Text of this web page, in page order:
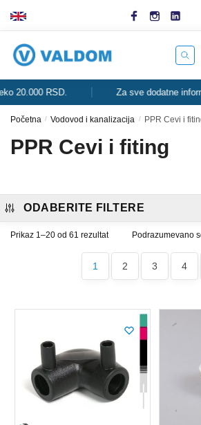
RSD. Za sve dodatne
Početna / Vodovod i kanalizacija / PPR Cevi i
PPR Cevi i fiting
ODABERITE FILTERE
Prikaz 1–20 od 61 rezultat
1 2 3 4